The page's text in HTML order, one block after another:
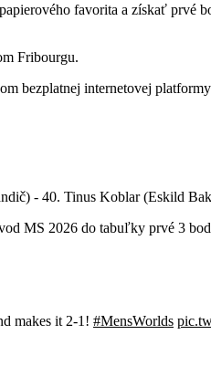
favorita a získať
Fribourgu.
bezplatnej internetovej platformy
- 40. Tinus Koblar (Eskild
MS 2026 do tabuľky prvé 3
makes it 2-1! #MensWorlds